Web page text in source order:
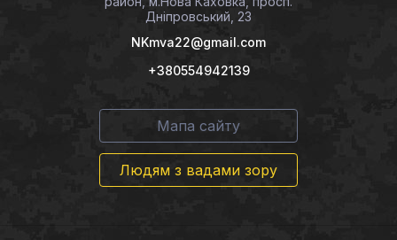
Дніпровський, 23
NKmva22@gmail.com
+380554942139
Мапа сайту
Людям з вадами зору